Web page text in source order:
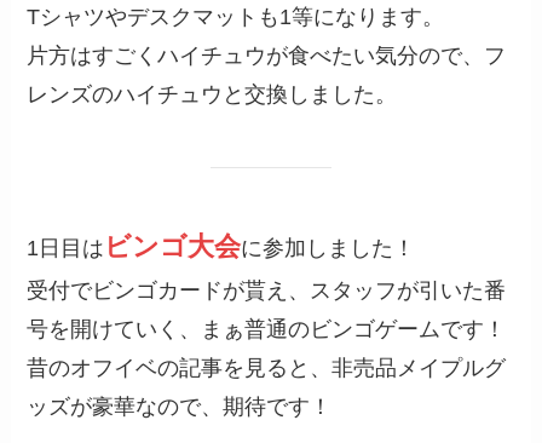
Tシャツやデスクマットも1等になります。
片方はすごくハイチュウが食べたい気分ので、フ
レンズのハイチュウと交換しました。
1日目は ビンゴ大会に参加しました！
受付でビンゴカードが貰え、スタッフが引いた番
号を開けていく、まぁ普通のビンゴゲームです！
昔のオフイベの記事を見ると、非売品メイプルグ
ッズが豪華なので、期待です！